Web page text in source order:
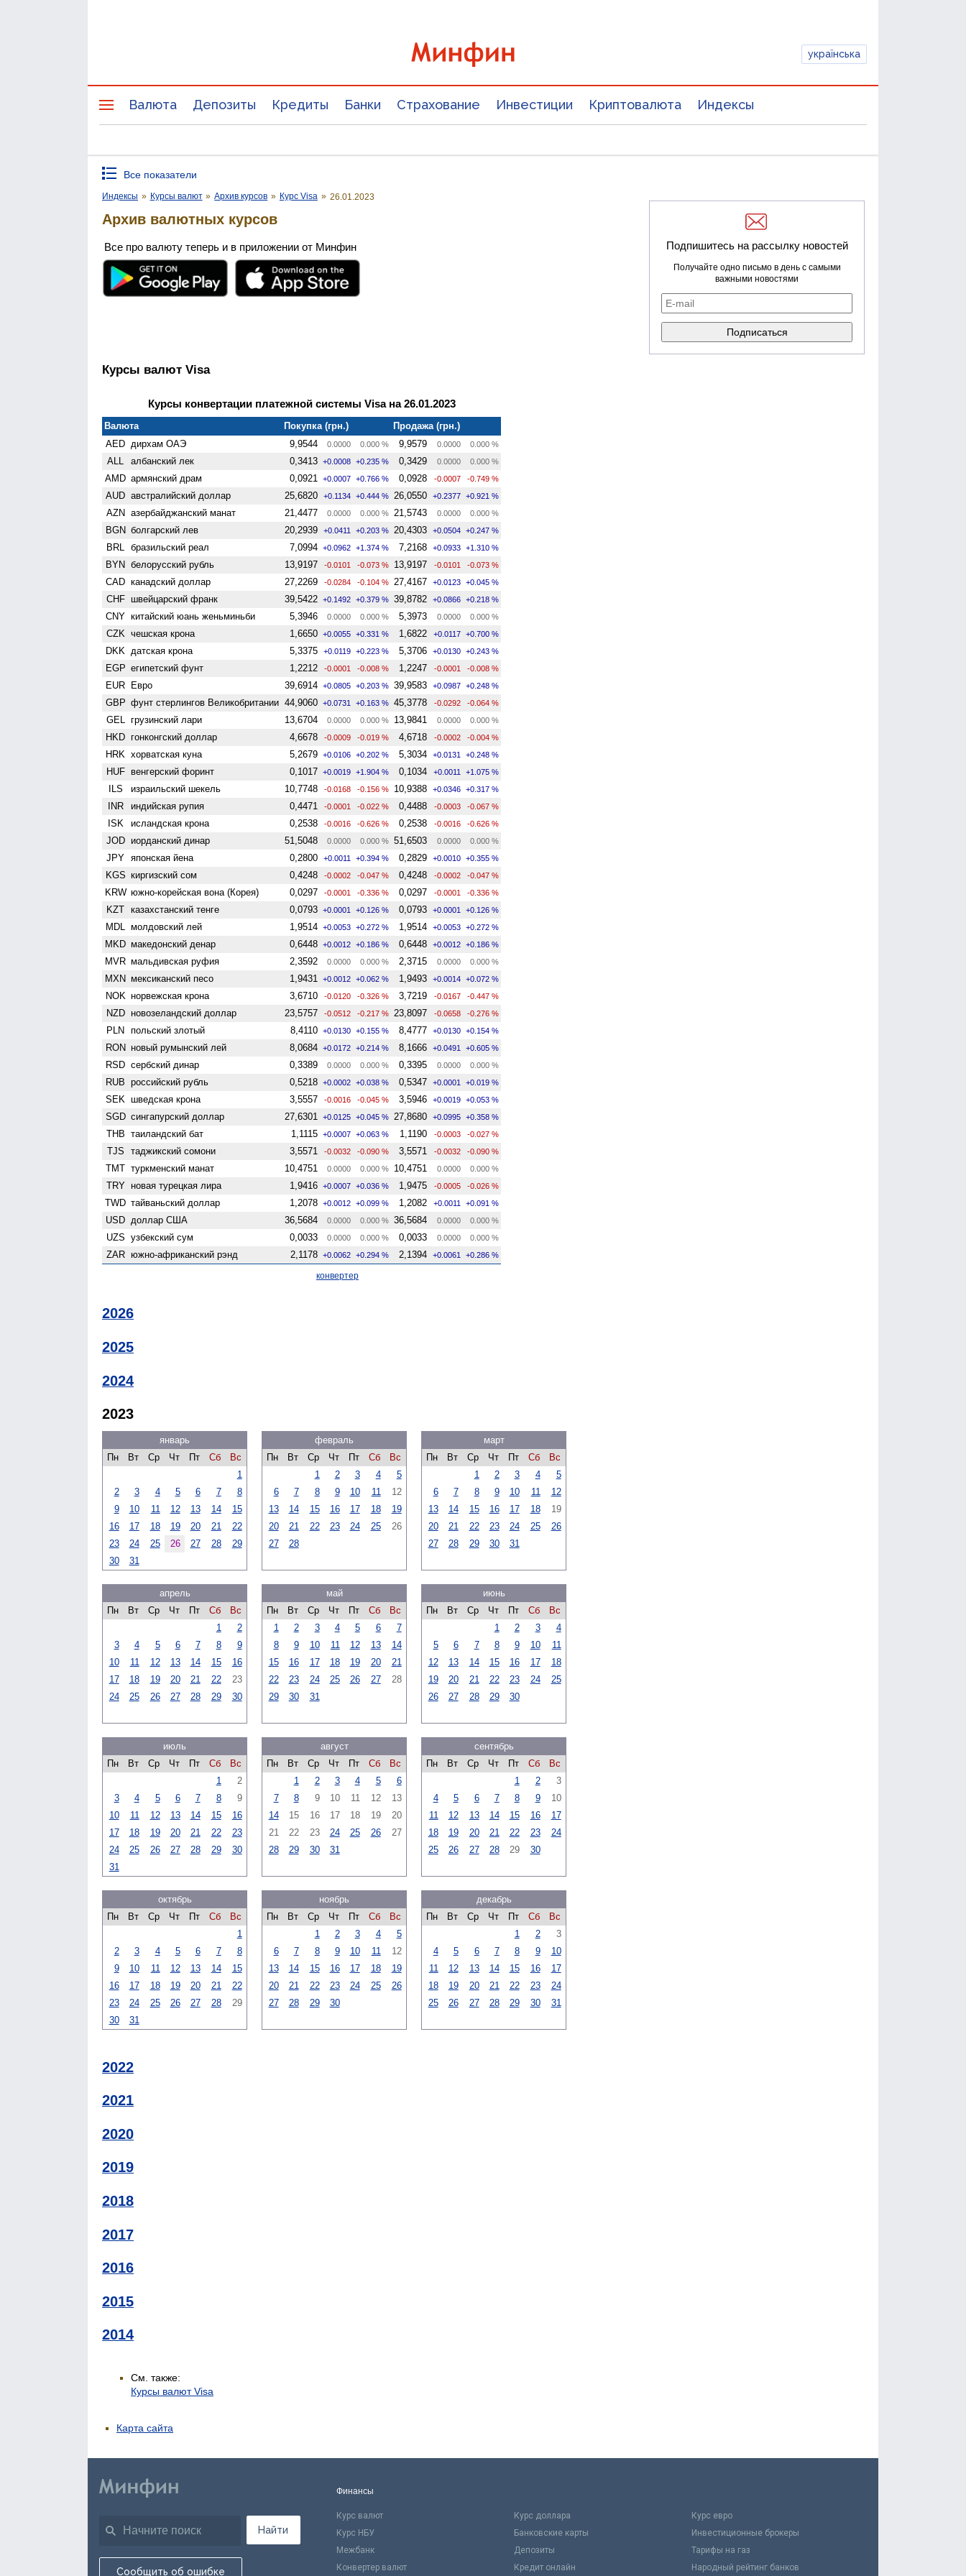
українська
Валюта Депозиты Кредиты Банки Страхование Инвестиции Криптовалюта Индексы
Все показатели
Индексы » Курсы валют » Архив курсов » Курс Visa » 26.01.2023
Архив валютных курсов
Все про валюту теперь и в приложении от Минфин
Курсы валют Visa
Курсы конвертации платежной системы Visa на 26.01.2023
Валюта Покупка (грн.)
Продажа (грн.)
AED дирхам ОАЭ 9,9544 0.0000 0.000 % 9,9579 0.0000 0.000 %
ALL албанский лек 0,3413 +0.0008 +0.235 % 0,3429 0.0000 0.000 %
AMD армянский драм 0,0921 +0.0007 +0.766 % 0,0928 -0.0007 -0.749 %
AUD австралийский доллар 25,6820 +0.1134 +0.444 % 26,0550 +0.2377 +0.921 %
AZN азербайджанский манат 21,4477 0.0000 0.000 % 21,5743 0.0000 0.000 %
BGN болгарский лев 20,2939 +0.0411 +0.203 % 20,4303 +0.0504 +0.247 %
BRL бразильский реал 7,0994 +0.0962 +1.374 % 7,2168 +0.0933 +1.310 %
BYN белорусский рубль 13,9197 -0.0101 -0.073 % 13,9197 -0.0101 -0.073 %
CAD канадский доллар 27,2269 -0.0284 -0.104 % 27,4167 +0.0123 +0.045 %
CHF швейцарский франк 39,5422 +0.1492 +0.379 % 39,8782 +0.0866 +0.218 %
CNY китайский юань женьминьби 5,3946 0.0000 0.000 % 5,3973 0.0000 0.000 %
CZK чешская крона 1,6650 +0.0055 +0.331 % 1,6822 +0.0117 +0.700 %
DKK датская крона 5,3375 +0.0119 +0.223 % 5,3706 +0.0130 +0.243 %
EGP египетский фунт 1,2212 -0.0001 -0.008 % 1,2247 -0.0001 -0.008 %
EUR Евро 39,6914 +0.0805 +0.203 % 39,9583 +0.0987 +0.248 %
GBP фунт стерлингов Велико­британии 44,9060 +0.0731 +0.163 % 45,3778 -0.0292 -0.064 %
GEL грузинский лари 13,6704 0.0000 0.000 % 13,9841 0.0000 0.000 %
HKD гонконгский доллар 4,6678 -0.0009 -0.019 % 4,6718 -0.0002 -0.004 %
HRK хорватская куна 5,2679 +0.0106 +0.202 % 5,3034 +0.0131 +0.248 %
HUF венгерский форинт 0,1017 +0.0019 +1.904 % 0,1034 +0.0011 +1.075 %
ILS израильский шекель 10,7748 -0.0168 -0.156 % 10,9388 +0.0346 +0.317 %
INR индийская рупия 0,4471 -0.0001 -0.022 % 0,4488 -0.0003 -0.067 %
ISK исландская крона 0,2538 -0.0016 -0.626 % 0,2538 -0.0016 -0.626 %
JOD иорданский динар 51,5048 0.0000 0.000 % 51,6503 0.0000 0.000 %
JPY японская йена 0,2800 +0.0011 +0.394 % 0,2829 +0.0010 +0.355 %
KGS киргизский сом 0,4248 -0.0002 -0.047 % 0,4248 -0.0002 -0.047 %
KRW южно-корейская вона (Корея) 0,0297 -0.0001 -0.336 % 0,0297 -0.0001 -0.336 %
KZT казахстанский тенге 0,0793 +0.0001 +0.126 % 0,0793 +0.0001 +0.126 %
MDL молдовский лей 1,9514 +0.0053 +0.272 % 1,9514 +0.0053 +0.272 %
MKD македонский денар 0,6448 +0.0012 +0.186 % 0,6448 +0.0012 +0.186 %
MVR мальдивская руфия 2,3592 0.0000 0.000 % 2,3715 0.0000 0.000 %
MXN мексиканский песо 1,9431 +0.0012 +0.062 % 1,9493 +0.0014 +0.072 %
NOK норвежская крона 3,6710 -0.0120 -0.326 % 3,7219 -0.0167 -0.447 %
NZD ново­зеландский доллар 23,5757 -0.0512 -0.217 % 23,8097 -0.0658 -0.276 %
PLN польский злотый 8,4110 +0.0130 +0.155 % 8,4777 +0.0130 +0.154 %
RON новый румынский лей 8,0684 +0.0172 +0.214 % 8,1666 +0.0491 +0.605 %
RSD сербский динар 0,3389 0.0000 0.000 % 0,3395 0.0000 0.000 %
RUB российский рубль 0,5218 +0.0002 +0.038 % 0,5347 +0.0001 +0.019 %
SEK шведская крона 3,5557 -0.0016 -0.045 % 3,5946 +0.0019 +0.053 %
SGD сингапурский доллар 27,6301 +0.0125 +0.045 % 27,8680 +0.0995 +0.358 %
THB таиландский бат 1,1115 +0.0007 +0.063 % 1,1190 -0.0003 -0.027 %
TJS таджикский сомони 3,5571 -0.0032 -0.090 % 3,5571 -0.0032 -0.090 %
TMT туркменский манат 10,4751 0.0000 0.000 % 10,4751 0.0000 0.000 %
TRY новая турецкая лира 1,9416 +0.0007 +0.036 % 1,9475 -0.0005 -0.026 %
TWD тайваньский доллар 1,2078 +0.0012 +0.099 % 1,2082 +0.0011 +0.091 %
USD доллар США 36,5684 0.0000 0.000 % 36,5684 0.0000 0.000 %
UZS узбекский сум 0,0033 0.0000 0.000 % 0,0033 0.0000 0.000 %
ZAR южно-африканский рэнд 2,1178 +0.0062 +0.294 % 2,1394 +0.0061 +0.286 %
конвертер
2026
2025
2024
2023
январь
Пн
Вт Ср Чт Пт Сб
Вс
1
2
3 4 5 6 7
8
9
10 11 12 13 14
15
16
17 18 19 20 21
22
23
24 25 26 27 28
29
30
31
февраль
Пн
Вт Ср Чт Пт Сб
Вс
1
2 3 4
5
6
7 8 9 10 11
12
13
14 15 16 17 18
19
20
21 22 23 24 25
26
27
28
март
Пн
Вт Ср Чт Пт Сб
Вс
1
2 3 4
5
6
7 8 9 10 11
12
13
14 15 16 17 18
19
20
21 22 23 24 25
26
27
28 29 30 31
апрель
Пн
Вт Ср Чт Пт Сб
Вс
1
2
3
4 5 6 7 8
9
10
11 12 13 14 15
16
17
18 19 20 21 22
23
24
25 26 27 28 29 30
май
Пн
Вт Ср Чт Пт Сб
Вс
1
2 3 4 5 6
7
8
9 10 11 12 13
14
15
16 17 18 19 20
21
22
23 24 25 26 27
28
29
30 31
июнь
Пн
Вт Ср Чт Пт Сб
Вс
1
2 3
4
5
6 7 8 9 10
11
12
13 14 15 16 17
18
19
20 21 22 23 24
25
26
27 28 29 30
июль
Пн
Вт Ср Чт Пт Сб
Вс
1
2
3
4 5 6 7 8
9
10
11 12 13 14 15
16
17
18 19 20 21 22
23
24
25 26 27 28 29
30
31
август
Пн
Вт Ср Чт Пт Сб
Вс
1
2 3 4 5
6
7
8 9 10 11 12
13
14
15 16 17 18 19
20
21
22 23 24 25 26
27
28
29 30 31
сентябрь
Пн
Вт Ср Чт Пт Сб
Вс
1
2
3
4
5 6 7 8 9
10
11
12 13 14 15 16
17
18
19 20 21 22 23
24
25
26 27 28 29 30
октябрь
Пн
Вт Ср Чт Пт Сб
Вс
1
2
3 4 5 6 7
8
9
10 11 12 13 14
15
16
17 18 19 20 21
22
23
24 25 26 27 28
29
30
31
ноябрь
Пн
Вт Ср Чт Пт Сб
Вс
1
2 3 4
5
6
7 8 9 10 11
12
13
14 15 16 17 18
19
20
21 22 23 24 25
26
27
28 29 30
декабрь
Пн
Вт Ср Чт Пт Сб
Вс
1
2
3
4
5 6 7 8 9
10
11
12 13 14 15 16
17
18
19 20 21 22 23
24
25
26 27 28 29 30 31
2022
2021
2020
2019
2018
2017
2016
2015
2014
См. также:
Курсы валют Visa
Подпишитесь на рассылку новостей
Получайте одно письмо в день с самыми
важными новостями
Карта сайта
Найти
Сообщить об ошибке
Финансы
Курс валют Курс доллара
Курс евро
Курс НБУ
Банковские карты
Инвестиционные брокеры
Межбанк
Депозиты
Тарифы на газ
Конвертер валют
Кредит онлайн Народный рейтинг банков